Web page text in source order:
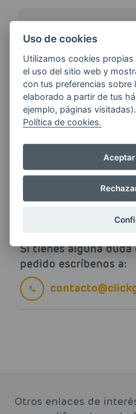
¿QUIERES
LAS
ÚLTIMAS
E-MAIL
Quiero recibir las
ENERGIAS por
Si tienes alguna
pedido escríbenos a:
Otros enlaces de
Uso de cookies
Utilizamos cookies
el uso del sitio web y
con tus preferencias sobre
elaborado a partir de tus
ejemplo, páginas visitadas).
Política de cookies.